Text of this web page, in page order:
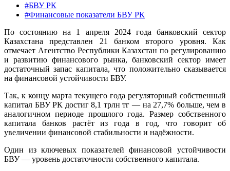
#БВУ РК
#Финансовые показатели БВУ РК
По состоянию на 1 апреля 2024 года банковский сектор
Казахстана представлен 21 банком второго уровня. Как
отмечает Агентство Республики Казахстан по регулированию
и развитию финансового рынка, банковский сектор имеет
достаточный запас капитала, что положительно сказывается
на финансовой устойчивости БВУ.
Так, к концу марта текущего года регуляторный собственный
капитал БВУ РК достиг 8,1 трлн тг — на 27,7% больше, чем в
аналогичном периоде прошлого года. Размер собственного
капитала банков растёт из года в год, что говорит об
увеличении финансовой стабильности и надёжности.
Один из ключевых показателей финансовой устойчивости
БВУ — уровень достаточности собственного капитала.